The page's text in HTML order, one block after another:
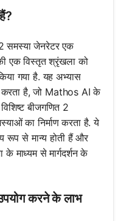
समस्या जेनरेटर एक
एक विस्तृत श्रृंखला को
गया है. यह अभ्यास
है, जो Mathos AI के
बीजगणित 2
का निर्माण करता है. ये
रूप से मान्य होती हैं और
माध्यम से मार्गदर्शन के
करने के लाभ